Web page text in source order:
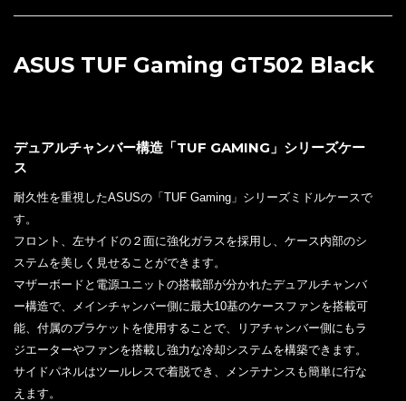
ASUS TUF Gaming GT502 Black
デュアルチャンバー構造「TUF GAMING」シリーズケー
ス
耐久性を重視したASUSの「TUF Gaming」シリーズミドルケースで
す。
フロント、左サイドの２面に強化ガラスを採用し、ケース内部のシ
ステムを美しく見せることができます。
マザーボードと電源ユニットの搭載部が分かれたデュアルチャンバ
ー構造で、メインチャンバー側に最大10基のケースファンを搭載可
能、付属のブラケットを使用することで、リアチャンバー側にもラ
ジエーターやファンを搭載し強力な冷却システムを構築できます。
サイドパネルはツールレスで着脱でき、メンテナンスも簡単に行な
えます。